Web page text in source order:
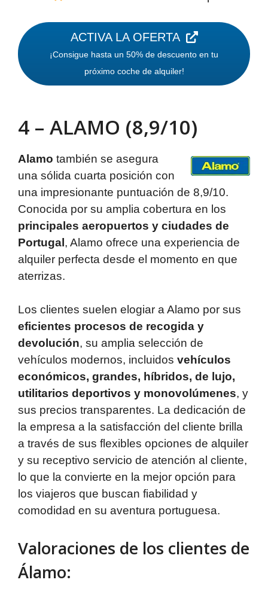
ACTIVA LA OFERTA
¡Consigue hasta un 50% de descuento en tu
próximo coche de alquiler!
4 – ALAMO (8,9/10)
Alamo también se asegura
una sólida cuarta posición con
una impresionante puntuación de 8,9/10.
Conocida por su amplia cobertura en los
principales aeropuertos y ciudades de
Portugal, Alamo ofrece una experiencia de
alquiler perfecta desde el momento en que
aterrizas.
Los clientes suelen elogiar a Alamo por sus
eficientes procesos de recogida y
devolución, su amplia selección de
vehículos modernos, incluidos vehículos
económicos, grandes, híbridos, de lujo,
utilitarios deportivos y monovolúmenes, y
sus precios transparentes. La dedicación de
la empresa a la satisfacción del cliente brilla
a través de sus flexibles opciones de alquiler
y su receptivo servicio de atención al cliente,
lo que la convierte en la mejor opción para
los viajeros que buscan fiabilidad y
comodidad en su aventura portuguesa.
Valoraciones de los clientes de
Álamo: